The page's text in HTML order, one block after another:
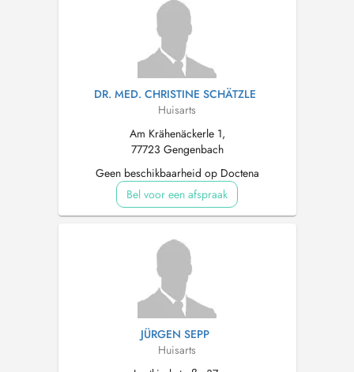
DR. MED. CHRISTINE SCHÄTZLE
Huisarts
Am Krähenäckerle 1,
77723 Gengenbach
Geen beschikbaarheid op Doctena
Bel voor een afspraak
JÜRGEN SEPP
Huisarts